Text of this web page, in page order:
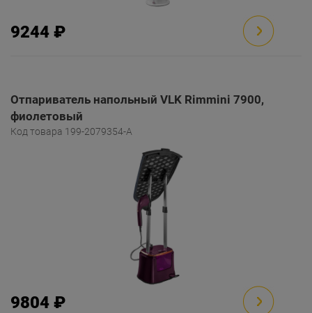
9244 ₽
Отпариватель напольный VLK Rimmini 7900,
фиолетовый
Код товара 199-2079354-A
9804 ₽